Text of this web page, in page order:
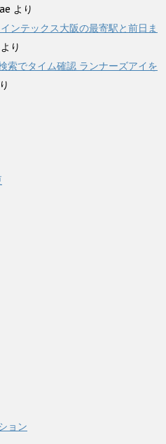
より
ンテックス大阪の最寄駅と前日ま
より
索でタイム確認 ランナーズアイを
ョン